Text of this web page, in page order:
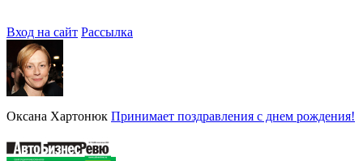
Вход на сайт Рассылка
Оксана Хартонюк Принимает поздравления с днем рождения!